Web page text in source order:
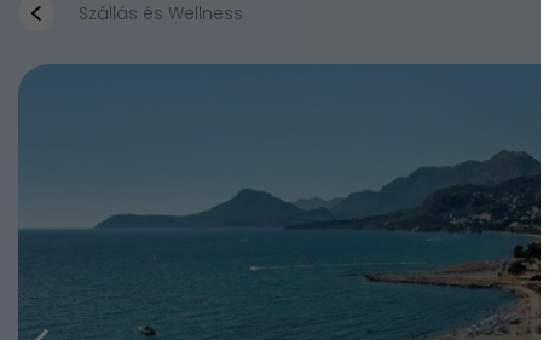
Szállás és Wellness